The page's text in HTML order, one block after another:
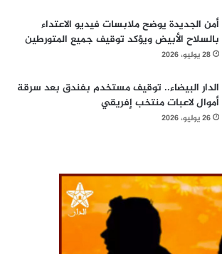
أمن الجديدة يوضح ملابسات فيديو الاعتداء
بالسلاح الأبيض ويؤكد توقيف جميع المتورطين
28 يوليو، 2026
الدار البيضاء.. توقيف مستخدم بفندق بعد سرقة
أموال لاعبات منتخب إفريقي
26 يوليو، 2026